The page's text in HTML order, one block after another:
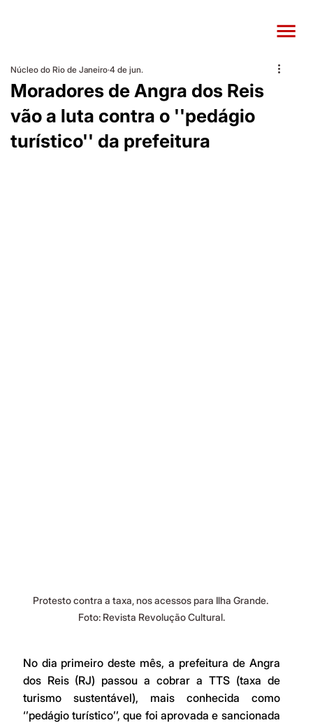
Moradores de Angra dos Reis
vão a luta contra o ''pedágio
turístico'' da prefeitura
Núcleo do Rio de Janeiro 4 de jun.
Protesto contra a taxa, nos acessos para Ilha Grande.
Foto: Revista Revolução Cultural.
No dia primeiro deste mês, a prefeitura de Angra
dos Reis (RJ) passou a cobrar a TTS (taxa de
turismo sustentável), mais conhecida como
‘’pedágio turístico’’, que foi aprovada e sancionada